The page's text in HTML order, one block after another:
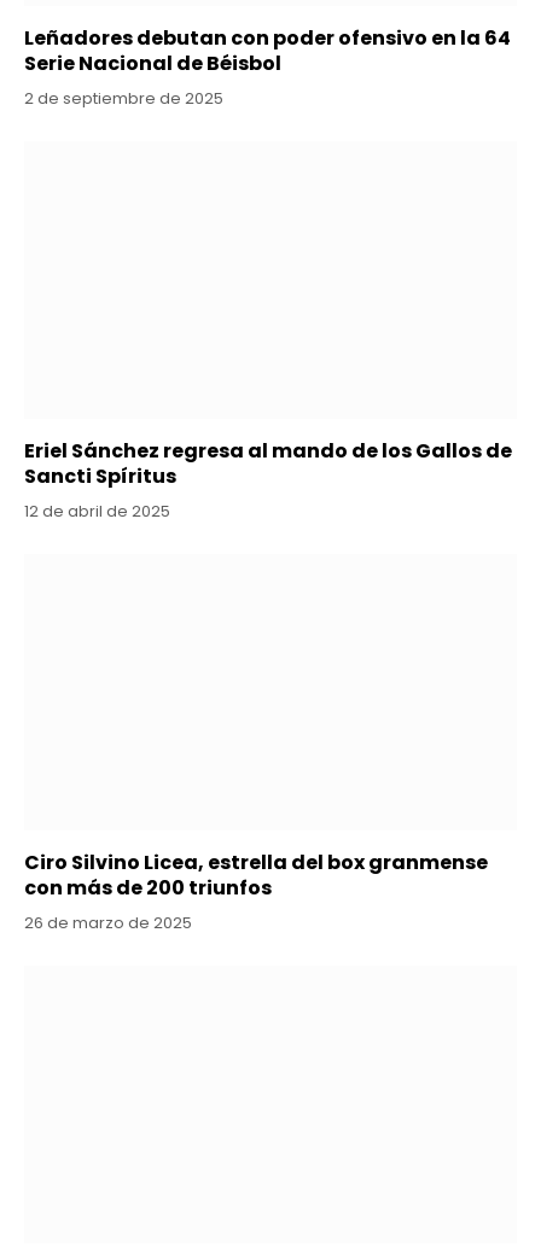
Leñadores debutan con poder ofensivo en la 64
Serie Nacional de Béisbol
2 de septiembre de 2025
Eriel Sánchez regresa al mando de los Gallos de
Sancti Spíritus
12 de abril de 2025
Ciro Silvino Licea, estrella del box granmense
con más de 200 triunfos
26 de marzo de 2025